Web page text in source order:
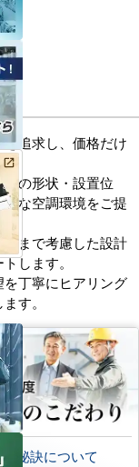
追求し、価格だけ
の形状・設置位
な空調環境をご提
まで考慮した設計
します。
丁寧にヒアリング
す。
秘訣について